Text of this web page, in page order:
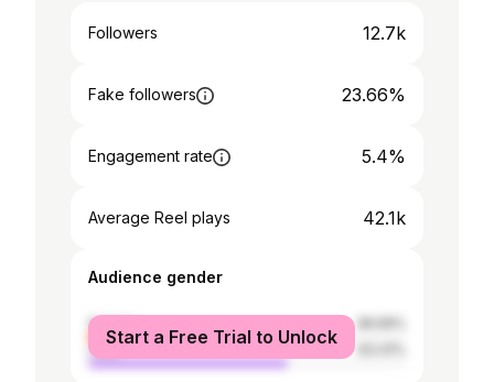
Followers 12.7k
Fake followers 23.66%
Engagement rate 5.4%
Average Reel plays 42.1k
Audience gender
female
male
Start a Free Trial to Unlock